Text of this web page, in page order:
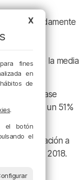
es profundamente
menos que la media
de la clase
subió un 51%
su aportación a
desde 2018.
X
fines
en
de
.
el botón
el